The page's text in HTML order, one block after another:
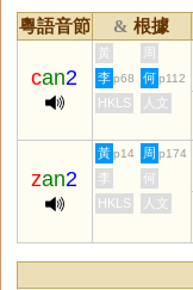
粵語音節 & 根據
can2
黃 周
李 p68 何 p112
HKLS 人文
zan2
黃 p14 周 p174
李
何
HKLS
人文